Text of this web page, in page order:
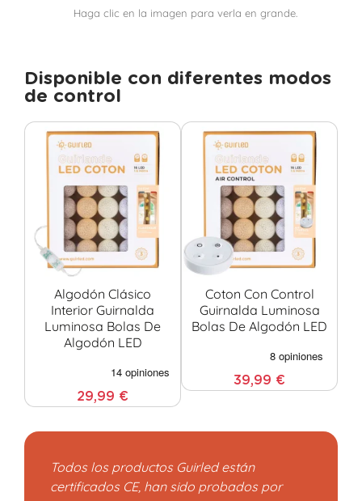
Haga clic en la imagen para verla en grande.
Disponible con diferentes modos
de control
Algodón Clásico
Interior Guirnalda
Luminosa Bolas De
Algodón LED
29,99 €
Coton Con Control
Guirnalda Luminosa
Bolas De Algodón LED
39,99 €
Todos los productos Guirled están
certificados CE, han sido probados por